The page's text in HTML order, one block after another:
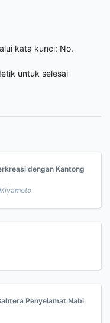
kata kunci: No.
untuk selesai
dengan Kantong
Penyelamat Nabi